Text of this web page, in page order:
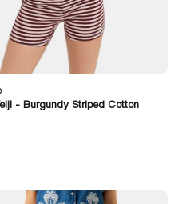
- Burgundy Striped Cotton